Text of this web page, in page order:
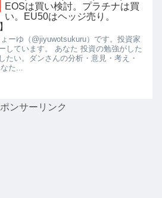
EOSは買い検討。プラチナは買
い。EU50はヘッジ売り。
ーゆ（@jiyuwotsukuru）です。投資家
しています。 あなた 投資の勉強がした
たい。ダンさんの分析・意見・考え・
た...
ンサーリンク